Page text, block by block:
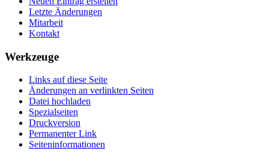
Letzte Änderungen
Mitarbeit
Kontakt
Werkzeuge
Links auf diese Seite
Änderungen an verlinkten Seiten
Datei hochladen
Spezialseiten
Druckversion
Permanenter Link
Seiten­­informationen